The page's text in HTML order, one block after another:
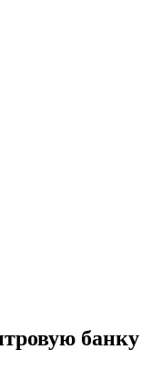
банку